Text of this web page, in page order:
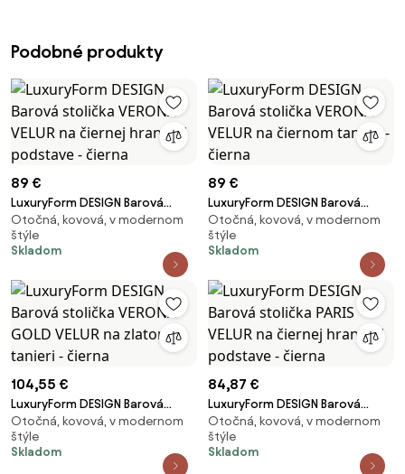
Podobné produkty
89 €
LuxuryForm DESIGN Barová
stolička VERONA VELUR na
čiernej hranatej podstave -
čierna
Otočná, kovová, v modernom
štýle
Skladom
89 €
LuxuryForm DESIGN Barová
stolička VERONA VELUR na
čiernom tanieri - čierna
Otočná, kovová, v modernom
štýle
Skladom
104,55 €
LuxuryForm DESIGN Barová
stolička VERONA GOLD VELUR na
zlatom tanieri - čierna
Otočná, kovová, v modernom
štýle
Skladom
84,87 €
LuxuryForm DESIGN Barová
stolička PARIS VELUR na čiernej
hranatej podstave - čierna
Otočná, kovová, v modernom
štýle
Skladom